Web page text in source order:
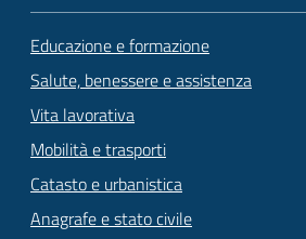
Educazione e formazione
Salute, benessere e assistenza
Vita lavorativa
Mobilità e trasporti
Catasto e urbanistica
Anagrafe e stato civile